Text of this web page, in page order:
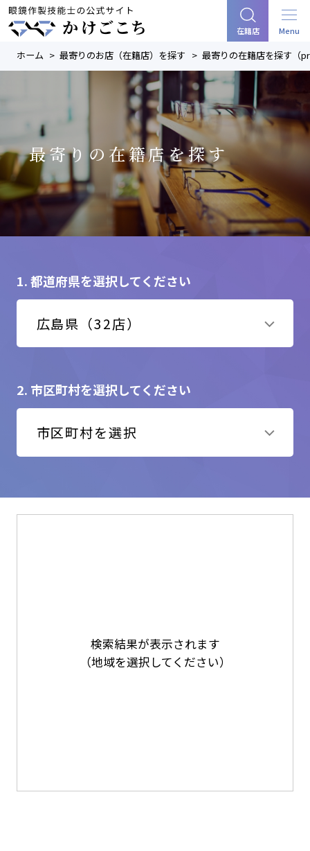
在籍店 Menu
ホーム 最寄りのお店（在籍店）を探す 最寄りの在籍店を探す（
最寄りの在籍店を探す
1. 都道府県を選択してください
2. 市区町村を選択してください
検索結果が表示されます
（地域を選択してください）